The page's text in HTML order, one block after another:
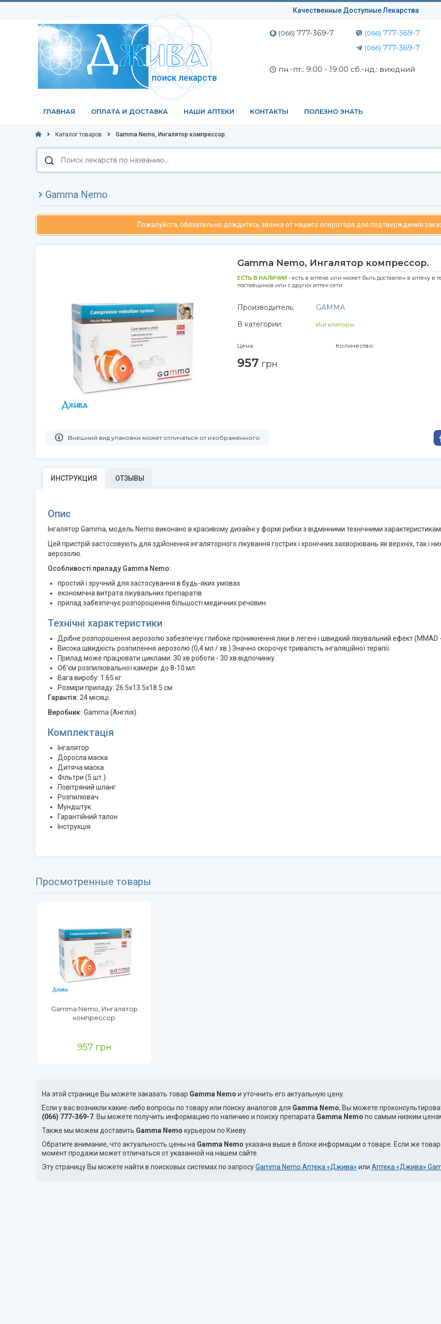
Качественные Доступные Лекарства
поиск лекарств
(066) 777-369-7 (066) 777-369-7
(066) 777-369-7
пн.-пт.: 9:00 - 19:00 сб.-нд.: вихідний
ГЛАВНАЯ ОПЛАТА И ДОСТАВКА НАШИ АПТЕКИ КОНТАКТЫ ПОЛЕЗНО ЗНАТЬ
Каталог товаров Gamma Nemo, Ингалятор компрессор.
Поиск
лекарств
по
Gamma Nemo
Пожалуйста, обязательно дождитесь звонка от нашего оператора для подтверждения
Gamma Nemo, Ингалятор компрессор.
ЕСТЬ В НАЛИЧИИ - есть в аптеке или может быть доставлен в аптеку в
поставщиков или с других аптек сети
Производитель:
GAMMA
В категории:
Ингаляторы
Цена:
957 грн
Количество:
Bнешний вид упаковки может отличаться от изображённого
ИНСТРУКЦИЯ ОТЗЫВЫ
Опис
Інгалятор Gamma, модель Nemo виконано в красивому дизайні у формі рибки з відмінними технічними
Цей пристрій застосовують для здійснення інгаляторного лікування гострих і хронічних захворювань як верхніх, так
аерозолю.
Особливості приладу Gamma Nemo:
простий і зручний для застосування в будь-яких умовах
економічна витрата лікувальних препаратів
прилад забезпечує розпорошення більшості медичних речовин
Технічні характеристики
Дрібне розпорошення аерозолю забезпечує глибоке проникнення ліки в легені і швидкий лікувальний ефект (MMAD
Висока швидкість розпилення аерозолю (0,4 мл / хв.) Значно скорочує тривалість інгаляційної терапії.
Прилад може працювати циклами: 30 хв роботи - 30 хв відпочинку.
Об'єм розпилювальної камери: до 8-10 мл.
Вага виробу: 1.65 кг
Розміри приладу: 26.5х13.5х18.5 см.
Гарантія: 24 місяці.
Виробник: Gamma (Англія).
Комплектація
Інгалятор
Доросла маска
Дитяча маска
Фільтри (5 шт.)
Повітряний шланг
Розпилювач
Мундштук
Гарантійний талон
Інструкція
Просмотренные товары
Gamma Nemo, Ингалятор
компрессор.
957 грн
На этой странице Вы можете заказать товар Gamma Nemo и уточнить его актуальную цену.
Если у вас возникли какие-либо вопросы по товару или поиску аналогов для Gamma Nemo, Вы можете
(066) 777-369-7 . Вы можете получить информацию по наличию и поиску препарата Gamma Nemo по самым низким
Также мы можем доставить Gamma Nemo курьером по Киеву.
Обратите внимание, что актуальность цены на Gamma Nemo указана выше в блоке информации о товаре. Если же
момент продажи может отличаться от указанной на нашем сайте.
Эту страницу Вы можете найти в поисковых системах по запросуGamma Nemo Аптека «Джива» или Аптека «Джива»